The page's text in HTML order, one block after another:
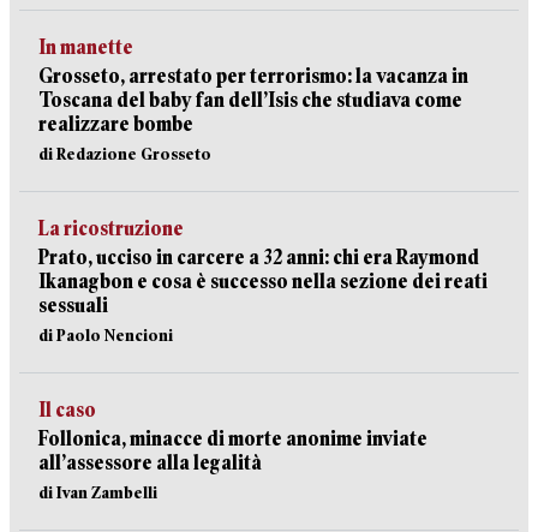
In manette
Grosseto, arrestato per terrorismo: la vacanza in
Toscana del baby fan dell’Isis che studiava come
realizzare bombe
di Redazione Grosseto
La ricostruzione
Prato, ucciso in carcere a 32 anni: chi era Raymond
Ikanagbon e cosa è successo nella sezione dei reati
sessuali
di Paolo Nencioni
Il caso
Follonica, minacce di morte anonime inviate
all’assessore alla legalità
di Ivan Zambelli